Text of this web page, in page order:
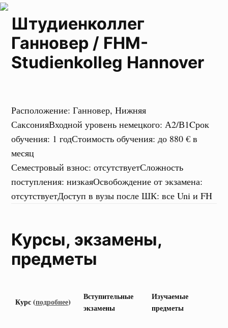
Штудиенколлег
Ганновер / FHM-
Studienkolleg Hannover
Расположение:Ганновер, Нижняя
СаксонияВходной уровень немецкого:А2/В1Cрок
обучения: 1 годСтоимость обучения:до 880 € в
месяц
Семестровый взнос:отсутствуетСложность
поступления:низкаяОсвобождение от экзамена:
отсутствуетДоступ в вузы после ШК:все Uni и FH
Курсы, экзамены,
предметы
Курс (подробнее)
Вступительные
экзамены
Изучаемые
предметы